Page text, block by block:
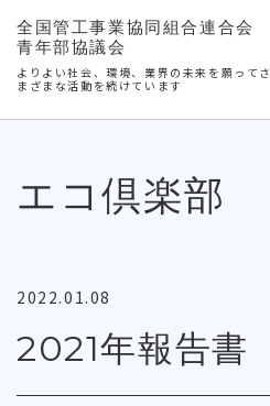
全国管工事業協同組合連合会
青年部協議会
よりよい社会、環境、業界の未来を願ってさ
まざまな活動を続けています
エコ倶楽部
2022.01.08
2021年報告書